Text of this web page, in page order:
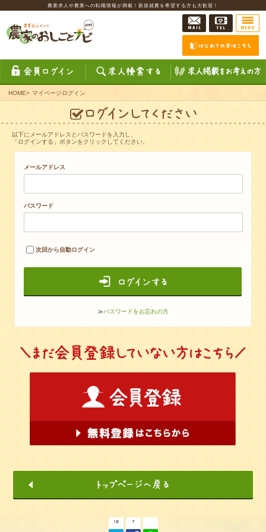
農業求人や農業への転職情報が満載！新規就農を希望する方も大歓迎！
HOME> マイページログイン
以下にメールアドレスとパスワードを入力し、
「ログインする」ボタンをクリックしてください。
メールアドレス
パスワード
次回から自動ログイン
≫パスワードをお忘れの方